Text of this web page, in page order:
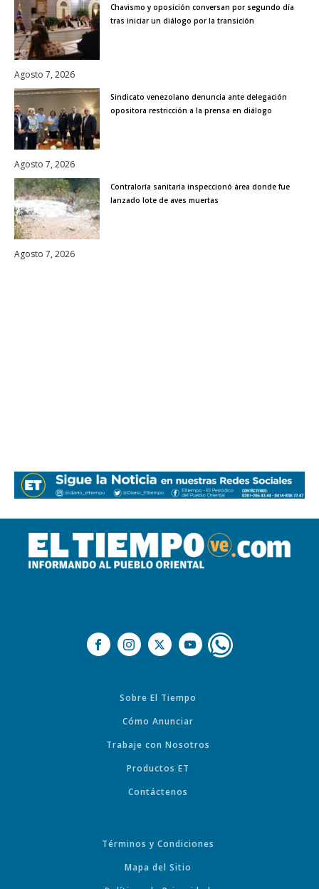
Chavismo y oposición conversan por segundo día
tras iniciar un diálogo por la transición
Agosto 7, 2026
Sindicato venezolano denuncia ante delegación
opositora restricción a la prensa en diálogo
Agosto 7, 2026
Contraloría sanitaria inspeccionó área donde fue
lanzado lote de aves muertas
Agosto 7, 2026
Sobre El Tiempo
Cómo Anunciar
Trabaje con Nosotros
Productos ET
Contáctenos
Términos y Condiciones
Mapa del Sitio